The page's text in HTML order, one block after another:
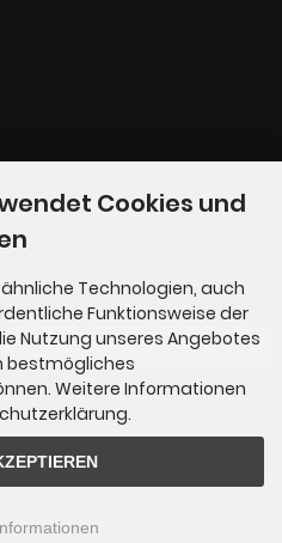
Kundenkonto abbestellt werden.
© 2009-2026
Cookies und
Technologien, auch
Funktionsweise der
Nutzung unseres Angebotes
bestmögliches
Weitere Informationen